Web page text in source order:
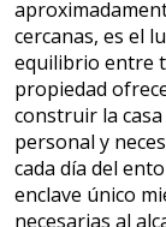
cercanas, es el
equilibrio entre
propiedad
construir la
personal y
cada día del
enclave único
necesarias al